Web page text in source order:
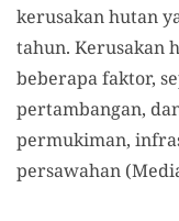
kerusakan hutan
tahun. Kerusakan
beberapa faktor,
pertambangan,
permukiman,
persawahan